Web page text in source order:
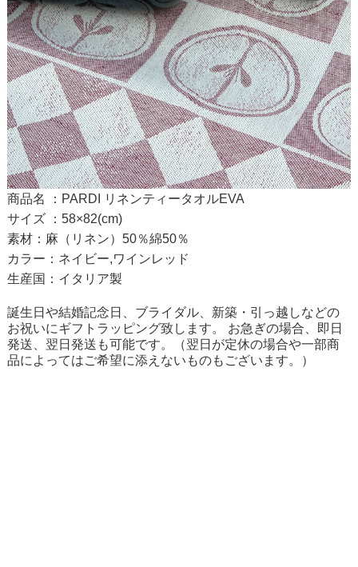
商品名 ：PARDI リネンティータオルEVA
サイズ ：58×82(cm)
素材：麻（リネン）50％綿50％
カラー：ネイビー,ワインレッド
生産国：イタリア製
誕生日や結婚記念日、ブライダル、新築・引っ越しなどの
お祝いにギフトラッピング致します。 お急ぎの場合、即日
発送、翌日発送も可能です。（翌日が定休の場合や一部商
品によってはご希望に添えないものもございます。）